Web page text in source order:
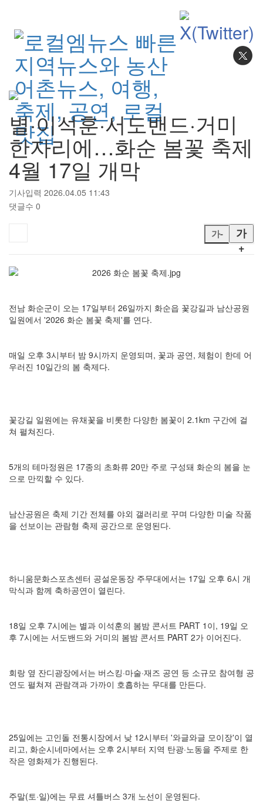
별·이석훈·서도밴드·거미
한자리에…화순 봄꽃 축제
4월 17일 개막
기사입력 2026.04.05 11:43
댓글수 0
가-
가
+
전남 화순군이 오는 17일부터 26일까지 화순읍 꽃강길과 남산공원
일원에서 '2026 화순 봄꽃 축제'를 연다.
매일 오후 3시부터 밤 9시까지 운영되며, 꽃과 공연, 체험이 한데 어
우러진 10일간의 봄 축제다.
꽃강길 일원에는 유채꽃을 비롯한 다양한 봄꽃이 2.1km 구간에 걸
쳐 펼쳐진다.
5개의 테마정원은 17종의 초화류 20만 주로 구성돼 화순의 봄을 눈
으로 만끽할 수 있다.
남산공원은 축제 기간 전체를 야외 갤러리로 꾸며 다양한 미술 작품
을 선보이는 관람형 축제 공간으로 운영된다.
하니움문화스포츠센터 공설운동장 주무대에서는 17일 오후 6시 개
막식과 함께 축하공연이 열린다.
18일 오후 7시에는 별과 이석훈의 봄밤 콘서트 PART 1이, 19일 오
후 7시에는 서도밴드와 거미의 봄밤 콘서트 PART 2가 이어진다.
회랑 옆 잔디광장에서는 버스킹·마술·재즈 공연 등 소규모 참여형 공
연도 펼쳐져 관람객과 가까이 호흡하는 무대를 만든다.
25일에는 고인돌 전통시장에서 낮 12시부터 '와글와글 모이장'이 열
리고, 화순시네마에서는 오후 2시부터 지역 탄광·노동을 주제로 한
작은 영화제가 진행된다.
주말(토·일)에는 무료 셔틀버스 3개 노선이 운영된다.